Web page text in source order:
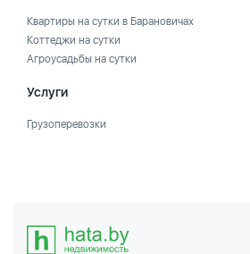
Квартиры на сутки в Барановичах
Коттеджи на сутки
Агроусадьбы на сутки
Услуги
Грузоперевозки